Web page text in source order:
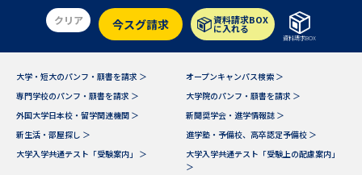
新生活お役立ちガイド
学問発見 学問検索
大学で学びたい学問発見
クリア 今スグ請求 資料請求BOX
に入れる
資料請求BOX
大学・短大のパンフ・願書を請求 ＞
オープンキャンパス検索 ＞
専門学校のパンフ・願書を請求 ＞
大学院のパンフ・願書を請求 ＞
外国大学日本校・留学関連機関 ＞
新聞奨学会・進学情報誌 ＞
新生活・部屋探し ＞
進学塾・予備校、高卒認定予備校 ＞
大学入学共通テスト「受験案内」 ＞
大学入学共通テスト「受験上の配慮案内」
＞